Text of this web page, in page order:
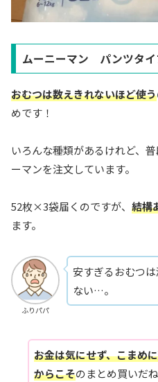
ムーニーマン パンツタ
おむつは数えきれないほど使う
めです！
いろんな種類があるけれど、
ーマンを注文しています。
52枚×3袋届くのですが、 結構
ます。
ふりパパ
安すぎるおむつ
ない…。
お金は気にせず、こまめ
からこそのまとめ買いだね